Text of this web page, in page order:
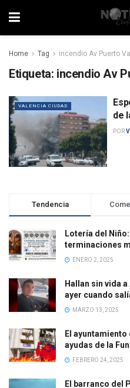
Home Tag incendio Av Puerto
Etiqueta: incendio Av
VALENCIA CIUDAD
de
POR
Tendencia
Lotería del
terminaciones
ENERO 2, 2025
Hallan sin vida
ayer cuando
MARZO 13, 2025
El
ayudas de la
FEBRERO 24, 2025
El barranco del